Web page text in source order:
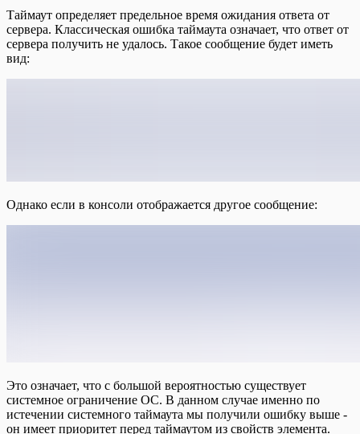
Таймаут определяет предельное время ожидания ответа от
сервера. Классическая ошибка таймаута означает, что ответ от
сервера получить не удалось. Такое сообщение будет иметь
вид:
Однако если в консоли отображается другое сообщение:
Это означает, что с большой вероятностью существует
системное ограничение ОС. В данном случае именно по
истечении системного таймаута мы получили ошибку выше -
он имеет приоритет перед таймаутом из свойств элемента.